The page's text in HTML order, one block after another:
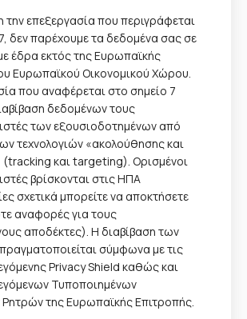
την επεξεργασία που περιγράφεται
δεν παρέχουμε τα δεδομένα σας σε
έδρα εκτός της Ευρωπαϊκής
Ευρωπαϊκού Οικονομικού Χώρου.
που αναφέρεται στο σημείο 7
δεδομένων τους
των εξουσιοδοτημένων από
τεχνολογιών «ακολούθησης και
(tracking και targeting). Ορισμένοι
βρίσκονται στις ΗΠΑ
σχετικά μπορείτε να αποκτήσετε
αναφορές για τους
αποδέκτες). Η διαβίβαση των
σύμφωνα με τις
Privacy Shield καθώς και
Τυποποιημένων
Ρητρών της Ευρωπαϊκής Επιτροπής.